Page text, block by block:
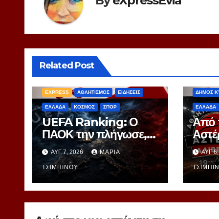
Related Post
EXPRESS ΑΘΛΗΤΙΣΜΟΣ ΕΙΔΗΣΕΙΣ
ΕΛΛΑΔΑ ΚΟΣΜΟΣ ΣΠΟΡ
UEFA Ranking: Ο
ΠΑΟΚ την πλήγωσε,
οι αντίπαλοι την
τιμώρησαν – Ξεφεύγει
η 10η θέση για την
Ελλάδα
ΑΥΓ 7, 2026 ΜΑΡΊΑ
ΤΣΙΜΠΙΝΟΎ
EXPRESS
ΔΗΜΟΣ
ΕΛΛΑΔΑ
Από
Ένα
στα
ΑΥΓ